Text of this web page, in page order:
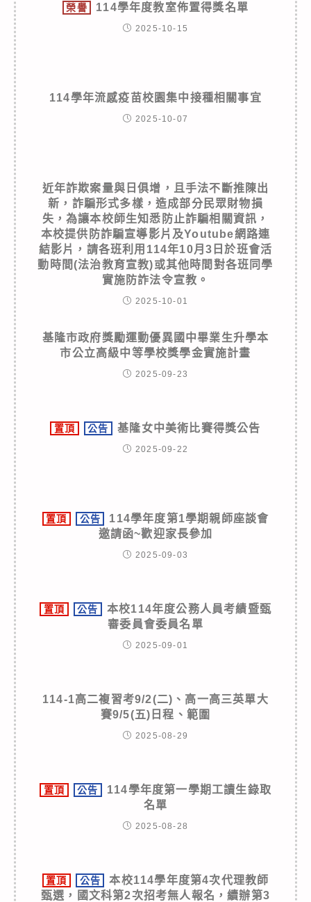
榮譽 114學年度教室佈置得獎名單
2025-10-15
114學年流感疫苗校園集中接種相關事宜
2025-10-07
近年詐欺案量與日俱增，且手法不斷推陳出
新，詐騙形式多樣，造成部分民眾財物損
失，為讓本校師生知悉防止詐騙相關資訊，
本校提供防詐騙宣導影片及Youtube網路連
結影片，請各班利用114年10月3日於班會活
動時間(法治教育宣教)或其他時間對各班同學
實施防詐法令宣教。
2025-10-01
基隆市政府獎勵運動優異國中畢業生升學本
市公立高級中等學校獎學金實施計畫
2025-09-23
置頂 公告 基隆女中美術比賽得獎公告
2025-09-22
置頂 公告
114學年度第1學期親師座談會
邀請函~歡迎家長參加
2025-09-03
置頂 公告
本校114年度公務人員考績暨甄
審委員會委員名單
2025-09-01
114-1高二複習考9/2(二)、高一高三英單大
賽9/5(五)日程、範圍
2025-08-29
置頂 公告
114學年度第一學期工讀生錄取
名單
2025-08-28
置頂 公告
本校114學年度第4次代理教師
甄選，國文科第2次招考無人報名，續辦第3